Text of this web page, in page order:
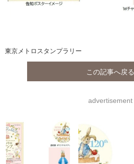
東京メトロスタンプラリー
この記事へ戻る
advertisement